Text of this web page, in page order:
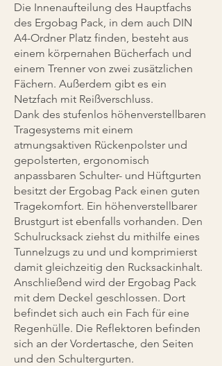
Die Innenaufteilung des Hauptfachs
des Ergobag Pack, in dem auch DIN
A4-Ordner Platz finden, besteht aus
einem körpernahen Bücherfach und
einem Trenner von zwei zusätzlichen
Fächern. Außerdem gibt es ein
Netzfach mit Reißverschluss.
Dank des stufenlos höhenverstellbaren
Tragesystems mit einem
atmungsaktiven Rückenpolster und
gepolsterten, ergonomisch
anpassbaren Schulter- und Hüftgurten
besitzt der Ergobag Pack einen guten
Tragekomfort. Ein höhenverstellbarer
Brustgurt ist ebenfalls vorhanden. Den
Schulrucksack ziehst du mithilfe eines
Tunnelzugs zu und und komprimierst
damit gleichzeitig den Rucksackinhalt.
Anschließend wird der Ergobag Pack
mit dem Deckel geschlossen. Dort
befindet sich auch ein Fach für eine
Regenhülle. Die Reflektoren befinden
sich an der Vordertasche, den Seiten
und den Schultergurten.